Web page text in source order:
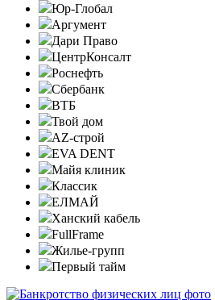
Юр-Глобал
Аргумент
Дари Право
ЦентрКонсалт
Роснефть
Сбербанк
ВТБ
Твой дом
AZ-строй
EVA DENT
Майя клиник
Классик
ЕЛМАЙ
Ханский кабель
FullFrame
Жилье-групп
Первый тайм